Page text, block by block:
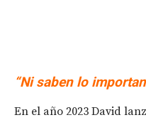
“Ni saben lo
En el año 2023 David